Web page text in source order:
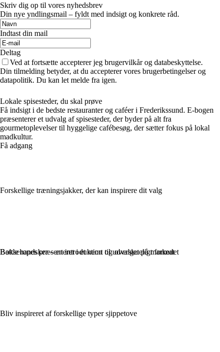
Skriv dig op til vores nyhedsbrev
Din nye yndlingsmail – fyldt med indsigt og konkrete råd.
Indtast din mail
Deltag
Ved at fortsætte accepterer jeg brugervilkår og databeskyttelse.
Din tilmelding betyder, at du accepterer vores brugerbetingelser og
datapolitik. Du kan let melde fra igen.
Lokale spisesteder, du skal prøve
Få indsigt i de bedste restauranter og caféer i Frederikssund. E-bogen
præsenterer et udvalg af spisesteder, der byder på alt fra
gourmetoplevelser til hyggelige cafébesøg, der sætter fokus på lokal
madkultur.
Få adgang
Forskellige træningsjakker, der kan inspirere dit valg
Battle ropes præsenteret i et nemt og overskueligt format
Bliv inspireret af forskellige typer sjippetove
Boksehandsker – en introduktion til udvalget på markedet